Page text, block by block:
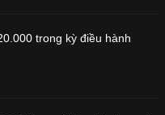
trong kỳ điều hành